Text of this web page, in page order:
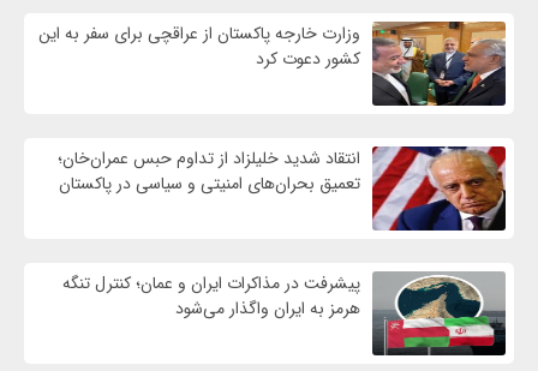
وزارت خارجه پاکستان از عراقچی برای سفر به این
کشور دعوت کرد
انتقاد شدید خلیلزاد از تداوم حبس عمران‌خان؛
تعمیق بحران‌های امنیتی و سیاسی در پاکستان
پیشرفت در مذاکرات ایران و عمان؛ کنترل تنگه
هرمز به ایران واگذار می‌شود